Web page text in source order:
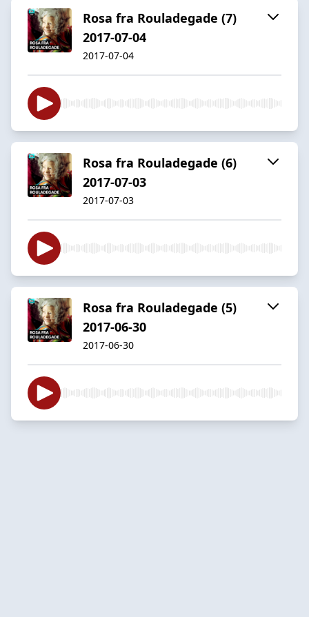
Rosa fra Rouladegade (7)
2017-07-04
2017-07-04
Rosa fra Rouladegade (6)
2017-07-03
2017-07-03
Rosa fra Rouladegade (5)
2017-06-30
2017-06-30